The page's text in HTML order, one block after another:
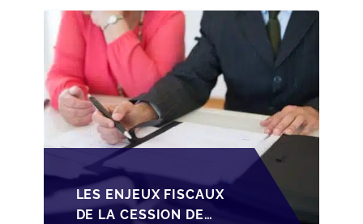
PME BELGES
LES ENJEUX FISCAUX
DE LA CESSION DE